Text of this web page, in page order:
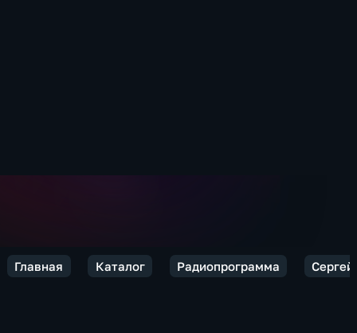
Главная Каталог Радиопрограмма Сергей